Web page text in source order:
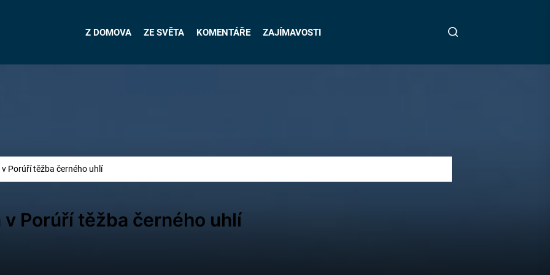
Z DOMOVA ZE SVĚTA KOMENTÁŘE ZAJÍMAVOSTI
Porúří těžba černého uhlí
Porúří těžba černého uhlí